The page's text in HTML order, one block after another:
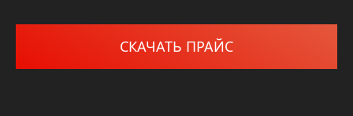
СКАЧАТЬ ПРАЙС